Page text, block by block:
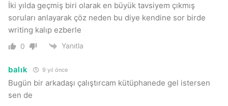
İki yılda geçmiş biri olarak en büyük tavsiyem çıkmış
soruları anlayarak çöz neden bu diye kendine sor birde
writing kalıp ezberle
0 Yanıtla
balık 9 yıl önce
Bugün bir arkadaşı çalıştırcam kütüphanede gel istersen
sen de